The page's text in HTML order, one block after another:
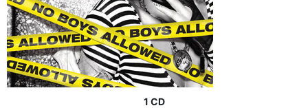
1 CD